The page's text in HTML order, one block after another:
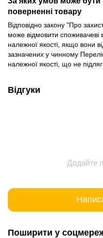
поверненні товару
Відповідно закону "Про
може відмовити споживачеві
належної якості, якщо вони
зазначених у чинному
належної якості, що не
Відгуки
Додайте
Поширити у